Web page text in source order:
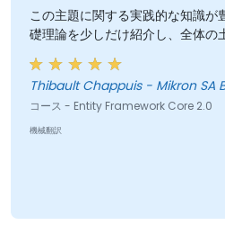
この主題に関する実践的な知識が
礎理論を少しだけ紹介し、全体の
Thibault Chappuis - Mikron SA
コース - Entity Framework Core 2.0
機械翻訳